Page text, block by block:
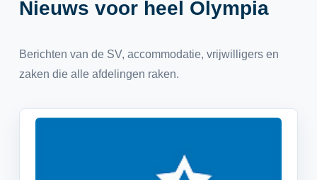
Nieuws voor heel Olympia
Berichten van de SV, accommodatie, vrijwilligers en
zaken die alle afdelingen raken.